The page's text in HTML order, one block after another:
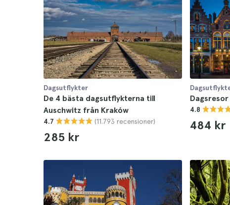
Dagsutflykter
De 4 bästa dagsutflykterna till
Auschwitz från Kraków
4.7 (11.793 recensioner)
285 kr
4.8
484 kr